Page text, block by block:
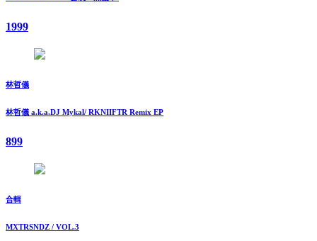
1999
林哲儀
林哲儀 a.k.a.DJ Mykal/ RKNIIFTR Remix EP
899
合輯
MXTRSNDZ / VOL.3